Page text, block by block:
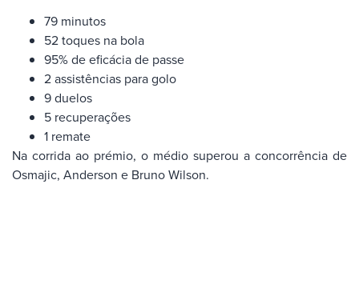
79 minutos
52 toques na bola
95% de eficácia de passe
2 assistências para golo
9 duelos
5 recuperações
1 remate
Na corrida ao prémio, o médio superou a concorrência de
Osmajic, Anderson e Bruno Wilson.